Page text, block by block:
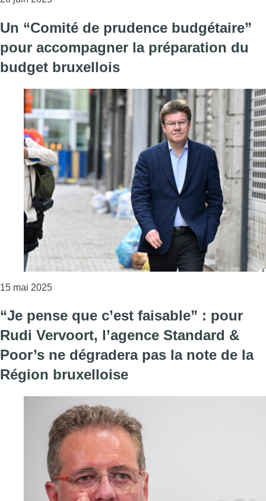
Un “Comité de prudence budgétaire”
pour accompagner la préparation du
budget bruxellois
15 mai 2025Consulter l'article "Un “Comité de prudence
“Je pense que c’est faisable” : pour
Rudi Vervoort, l’agence Standard &
Poor’s ne dégradera pas la note de la
Région bruxelloise